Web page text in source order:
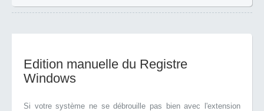
Edition manuelle du Registre
Windows
Si votre système ne se débrouille pas bien avec l'extension